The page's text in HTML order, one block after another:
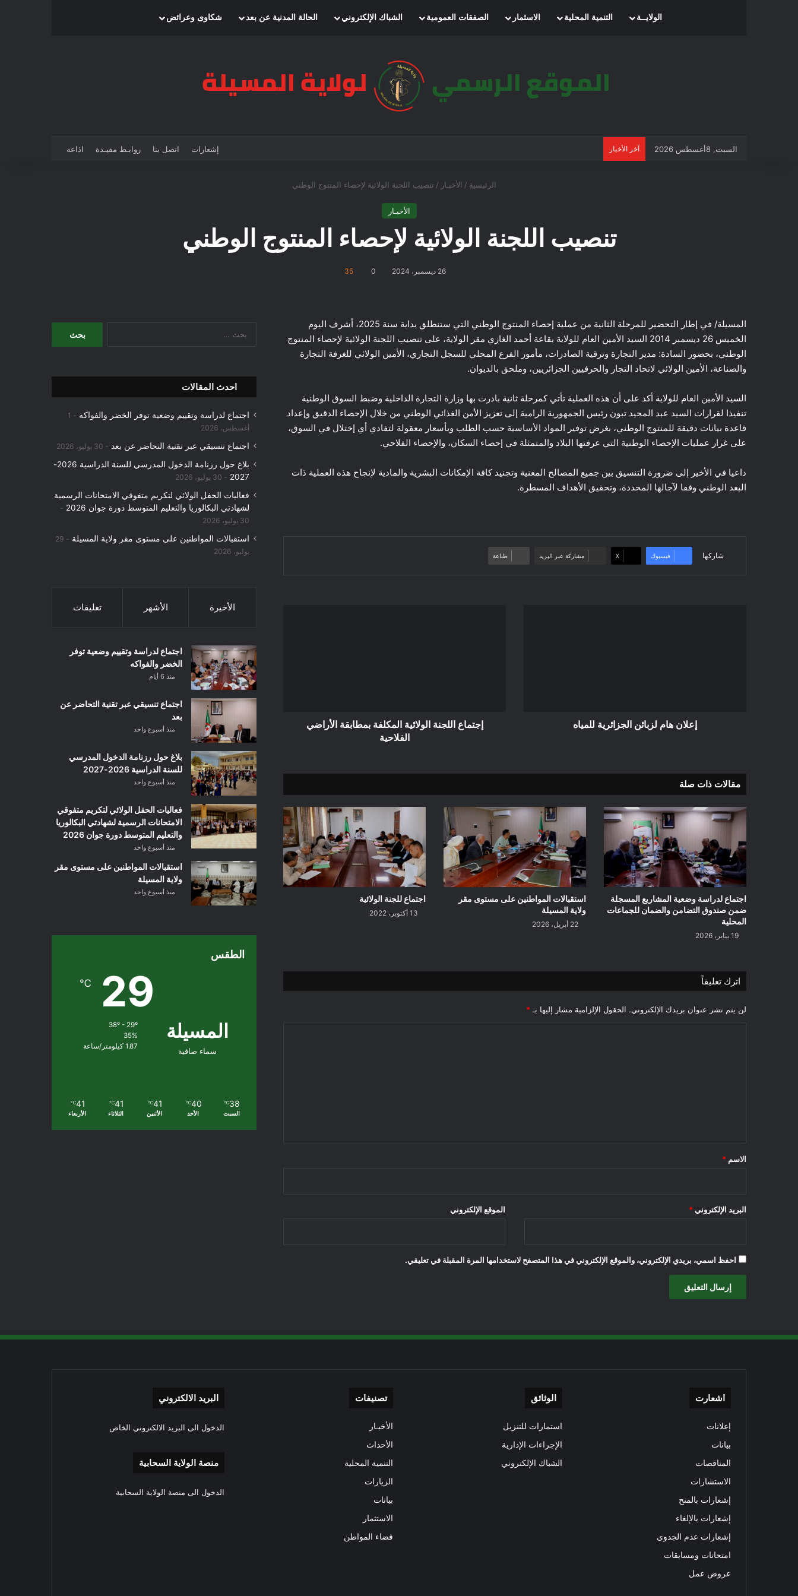
الرئيسيةالولايــة التنمية المحلية الاسثمار الصفقات العمومية الشباك الإلكتروني الحالة المدنية عن بعد شكاوى وعرائض
السبت, 8أغسطس 2026 آخر الأخبار إشعارات اتصل بنا روابـط مفيـدة اذاعة
الرئيسية / الأخبـار / تنصيب اللجنة الولائية لإحصاء المنتوج الوطني
الأخبـار
تنصيب اللجنة الولائية لإحصاء المنتوج الوطني
26 ديسمبر، 2024 0
35
المسيلة/ في إطار التحضير للمرحلة الثانية من عملية إحصاء المنتوج الوطني التي ستنطلق بداية سنة 2025، أشرف اليوم
الخميس 26 ديسمبر 2014 السيد الأمين العام للولاية بقاعة أحمد الغازي مقر الولاية، على تنصيب اللجنة الولائية لإحصاء المنتوج
الوطني، بحضور السادة: مدير التجارة وترقية الصادرات، مأمور الفرع المحلي للسجل التجاري، الأمين الولائي للغرفة التجارة
والصناعة، الأمين الولائي لاتحاد التجار والحرفيين الجزائريين، وملحق بالديوان.
السيد الأمين العام للولاية أكد على أن هذه العملية تأتي كمرحلة ثانية بادرت بها وزارة التجارة الداخلية وضبط السوق الوطنية
تنفيذا لقرارات السيد عبد المجيد تبون رئيس الجمهورية الرامية إلى تعزيز الأمن الغذائي الوطني من خلال الإحصاء الدقيق وإعداد
قاعدة بيانات دقيقة للمنتوج الوطني، بغرض توفير المواد الأساسية حسب الطلب وبأسعار معقولة لتفادي أي إختلال في السوق،
على غرار عمليات الإحصاء الوطنية التي عرفتها البلاد والمتمثلة في إحصاء السكان، والإحصاء الفلاحي.
داعيا في الأخير إلى ضرورة التنسيق بين جميع المصالح المعنية وتجنيد كافة الإمكانات البشرية والمادية لإنجاح هذه العملية ذات
البعد الوطني وفقا لآجالها المحددة، وتحقيق الأهداف المسطرة.
شاركها فيسبوك ‫X مشاركة عبر البريد طباعة
إعلان هام لزبائن الجزائرية للمياه
إجتماع اللجنة الولائية المكلفة بمطابقة الأراضي
الفلاحية
مقالات ذات صلة
اجتماع لدراسة وضعية المشاريع المسجلة
ضمن صندوق التضامن والضمان للجماعات
المحلية
19 يناير، 2026
استقبالات المواطنين على مستوى مقر
ولاية المسيلة
22 أبريل، 2026
اجتماع للجنة الولائية
13 أكتوبر، 2022
اترك تعليقاً
لن يتم نشر عنوان بريدك الإلكتروني. الحقول الإلزامية مشار إليها بـ *
*
الاسم *
البريد الإلكتروني * الموقع الإلكتروني
احفظ اسمي، بريدي الإلكتروني، والموقع الإلكتروني في هذا المتصفح لاستخدامها المرة المقبلة في تعليقي.
احدث المقالات
اجتماع لدراسة وتقييم وضعية توفر الخضر والفواكه
1
أغسطس، 2026
اجتماع تنسيقي عبر تقنية التحاضر عن بعد 30 يوليو، 2026
بلاغ حول رزنامة الدخول المدرسي للسنة الدراسية 2026-
2027
30 يوليو، 2026
فعاليات الحفل الولائي لتكريم متفوقي الامتحانات الرسمية
لشهادتي البكالوريا والتعليم المتوسط دورة جوان 2026
30 يوليو، 2026
استقبالات المواطنين على مستوى مقر ولاية المسيلة
29
يوليو، 2026
الأخيرة الأشهر تعليقات
اجتماع لدراسة وتقييم وضعية توفر
الخضر والفواكه
منذ 6 أيام
اجتماع تنسيقي عبر تقنية التحاضر عن
بعد
منذ أسبوع واحد
بلاغ حول رزنامة الدخول المدرسي
للسنة الدراسية 2026-2027
منذ أسبوع واحد
فعاليات الحفل الولائي لتكريم متفوقي
الامتحانات الرسمية لشهادتي البكالوريا
والتعليم المتوسط دورة جوان 2026
منذ أسبوع واحد
استقبالات المواطنين على مستوى مقر
ولاية المسيلة
منذ أسبوع واحد
الطقس
المسيلة
سماء صافية
29
℃
38º - 29º
35%
1.87 كيلومتر/ساعة
38
℃
السبت
40
℃
الأحد
41
℃
الأثنين
41
℃
الثلاثاء
41
℃
الأربعاء
اشعارت
إعلانات
بيانات
المناقصات
الاستشارات
إشعارات بالمنح
إشعارات بالإلغاء
إشعارات عدم الجدوى
امتحانات ومسابقات
عروض عمل
الوثائق
استمارات للتنزيل
الإجراءات الإدارية
الشباك الإلكتروني
تصنيفات
الأخبـار
الأحداث
التنمية المحلية
الزيارات
بيانات
الاستثمار
فضاء المواطن
البريد الالكتروني
الدخول الى البريد الالكتروني الخاص
منصة الولاية السحابية
الدخول الى منصة الولاية السحابية